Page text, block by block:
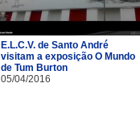
E.L.C.V. de Santo André
visitam a exposição O Mundo
de Tum Burton
05/04/2016